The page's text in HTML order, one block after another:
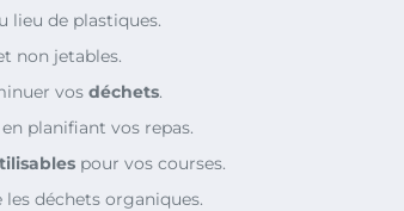
lieu de plastiques.
non jetables.
vos déchets.
planifiant vos repas.
pour vos courses.
déchets organiques.